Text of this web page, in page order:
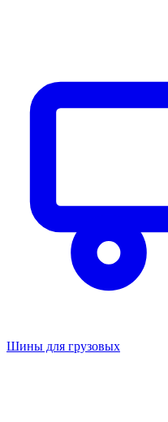
Шины для грузовых